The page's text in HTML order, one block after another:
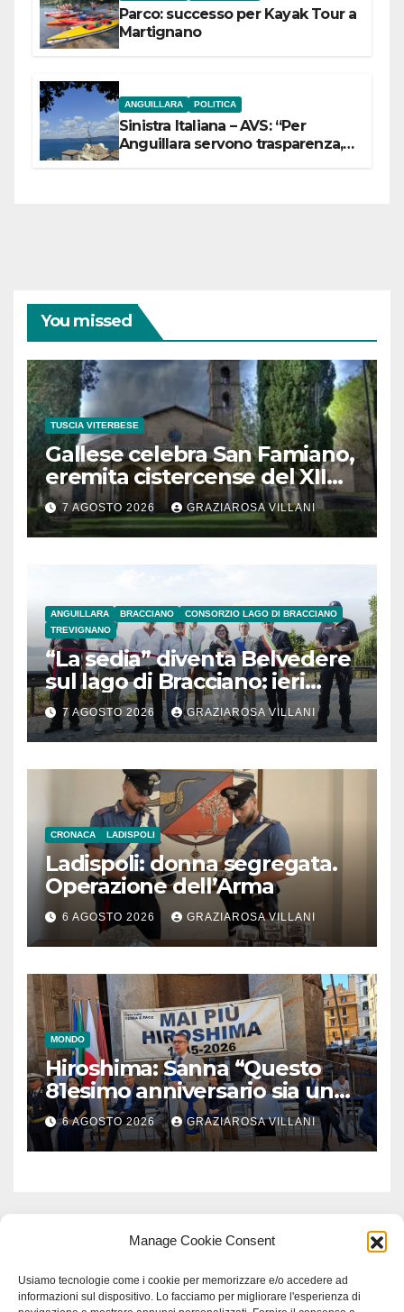
Manage Cookie Consent
Usiamo tecnologie come i cookie per memorizzare e/o accedere ad
informazioni sul dispositivo. Lo facciamo per migliorare l'esperienza di
Parco: successo per Kayak Tour a
Martignano
ANGUILLARA POLITICA
Sinistra Italiana – AVS: “Per
Anguillara servono trasparenza,
You missed
TUSCIA VITERBESE
Gallese celebra San Famiano,
eremita cistercense del XII
secolo
7 AGOSTO 2026 GRAZIAROSA VILLANI
ANGUILLARA BRACCIANO
CONSORZIO LAGO DI BRACCIANO
TREVIGNANO
“La sedia” diventa Belvedere
sul lago di Bracciano: ieri
l’inaugurazione
7 AGOSTO 2026 GRAZIAROSA VILLANI
CRONACA LADISPOLI
Ladispoli: donna segregata.
Operazione dell’Arma
6 AGOSTO 2026 GRAZIAROSA VILLANI
MONDO
Hiroshima: Sanna “Questo
81esimo anniversario sia un
monito per tutti”
6 AGOSTO 2026 GRAZIAROSA VILLANI